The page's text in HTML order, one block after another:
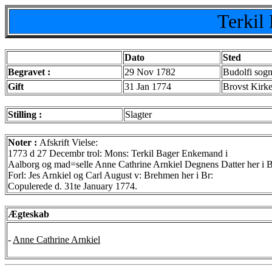
Terkil
Dato
Sted
Begravet :
29 Nov 1782
Budolfi
Gift
31 Jan 1774 Brovst
Stilling : Slagter
Noter : Afskrift Vielse:
1773 d 27 Decembr trol: Mons: Terkil Bager Enkemand i
Aalborg og mad=selle Anne Cathrine Arnkiel Degnens Datter her i
Forl: Jes Arnkiel og Carl August v: Brehmen her i Br:
Copulerede d. 31te January 1774.
Ægteskab
- Anne Cathrine Arnkiel